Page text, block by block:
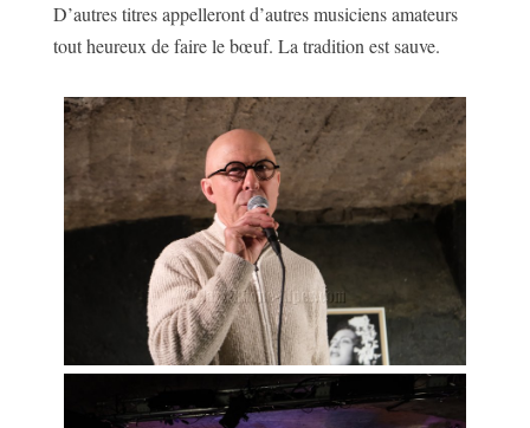
D’autres titres appelleront d’autres musiciens amateurs
tout heureux de faire le bœuf. La tradition est sauve.